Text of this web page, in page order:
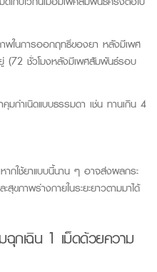
พในการออกฤทธิ์ของยา หลังมีเพศ
(72 ชั่วโมงหลังมีเพศสัมพันธ์รอบ
กำเนิดแบบธรรมดา เช่น ทานเกิน 4
ากใช้ยาแบบนี้นาน ๆ อาจส่งผลกระ
ขภาพร่างกายในระยะยาวตามมาได้
กเฉิน 1 เม็ดด้วยความ